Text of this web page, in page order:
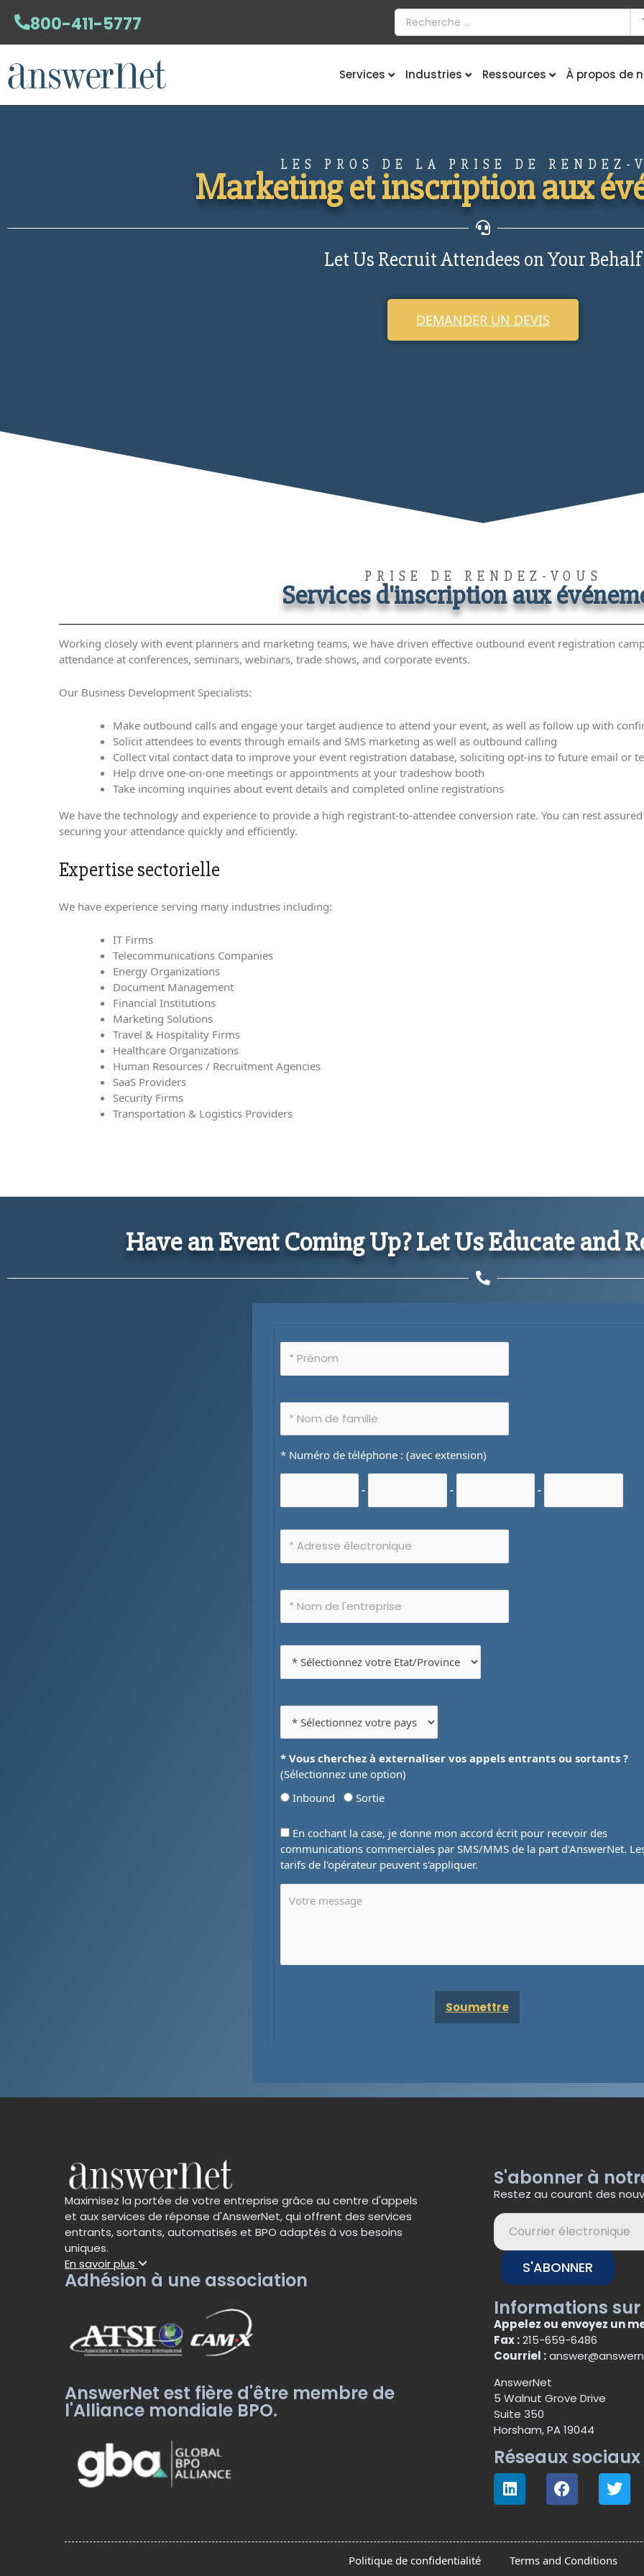
800-411-5777
Services Industries Ressources À propos de
LES PROS DE LA PRISE DE RENDEZ-
Marketing et inscription aux
Let Us Recruit Attendees on Your Behalf
DEMANDER UN DEVIS
PRISE DE RENDEZ-VOUS
Services d'inscription aux
Working closely with event planners and marketing teams, we have driven effective outbound event registration
attendance at conferences, seminars, webinars, trade shows, and corporate events.
Our Business Development Specialists:
Make outbound calls and engage your target audience to attend your event, as well as follow up with
Solicit attendees to events through emails and SMS marketing as well as outbound calling
Collect vital contact data to improve your event registration database, soliciting opt-ins to future email or
Help drive one-on-one meetings or appointments at your tradeshow booth
Take incoming inquiries about event details and completed online registrations
We have the technology and experience to provide a high registrant-to-attendee conversion rate. You can rest
securing your attendance quickly and efficiently.
Expertise sectorielle
We have experience serving many industries including:
IT Firms
Telecommunications Companies
Energy Organizations
Document Management
Financial Institutions
Marketing Solutions
Travel & Hospitality Firms
Healthcare Organizations
Human Resources / Recruitment Agencies
SaaS Providers
Security Firms
Transportation & Logistics Providers
Have an Event Coming Up? Let Us Educate and
* Numéro de téléphone : (avec extension)
- - -
* Vous cherchez à externaliser vos appels entrants ou sortants ?
(Sélectionnez une option)
Inbound
Sortie
En cochant la case, je donne mon accord écrit pour recevoir des
communications commerciales par SMS/MMS de la part d'AnswerNet.
tarifs de l'opérateur peuvent s'appliquer.
Maximisez la portée de votre entreprise grâce au centre d'appels
et aux services de réponse d'AnswerNet, qui offrent des services
entrants, sortants, automatisés et BPO adaptés à vos besoins
uniques.
En savoir plus
Adhésion à une association
AnswerNet est fière d'être membre de
l'Alliance mondiale BPO.
S'abonner à
Restez au courant des
S'ABONNER
Informations
Appelez ou envoyez un
Fax :215-659-6486
Courriel :
AnswerNet
5 Walnut Grove Drive
Suite 350
Horsham, PA 19044
Réseaux sociaux
Politique de confidentialité Terms and Conditions